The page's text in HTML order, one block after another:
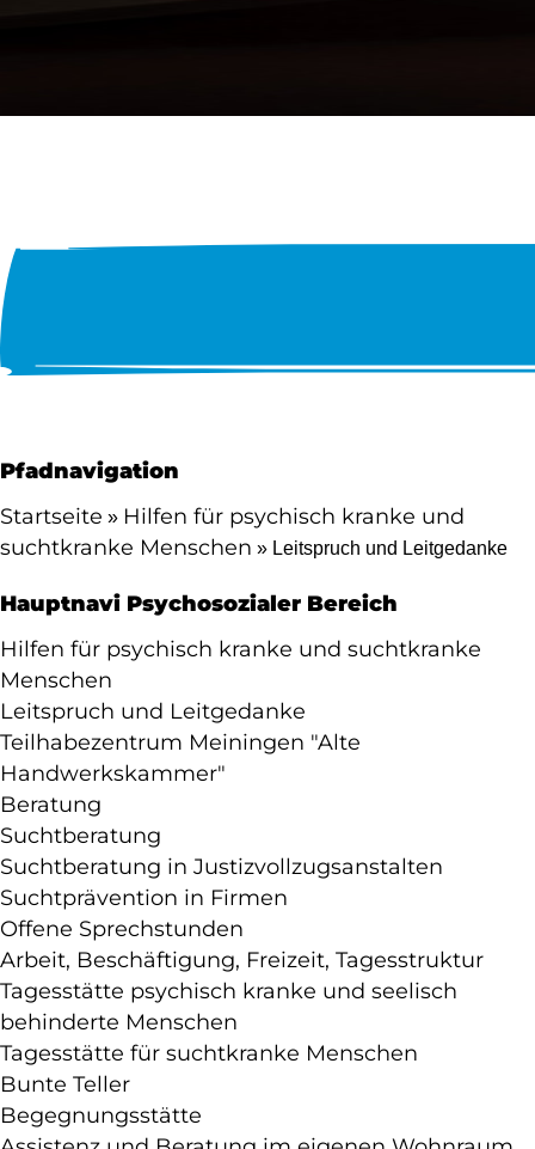
Pfadnavigation
Startseite
Hilfen für psychisch kranke und
suchtkranke Menschen
Leitspruch und Leitgedanke
Hauptnavi Psychosozialer Bereich
Hilfen für psychisch kranke und suchtkranke
Menschen
Leitspruch und Leitgedanke
Teilhabezentrum Meiningen "Alte
Handwerkskammer"
Beratung
Suchtberatung
Suchtberatung in Justizvollzugsanstalten
Suchtprävention in Firmen
Offene Sprechstunden
Arbeit, Beschäftigung, Freizeit, Tagesstruktur
Tagesstätte psychisch kranke und seelisch
behinderte Menschen
Tagesstätte für suchtkranke Menschen
Bunte Teller
Begegnungsstätte